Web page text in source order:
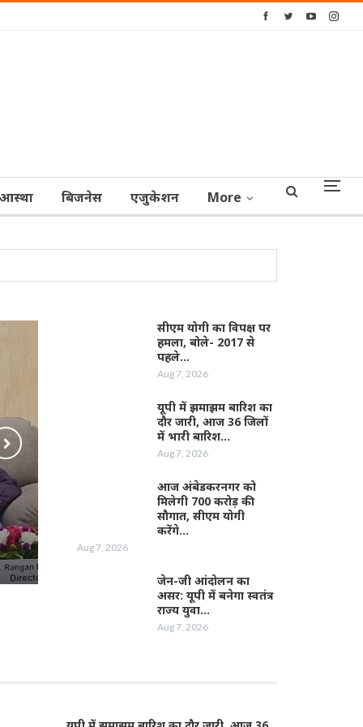
आस्‍था बिजनेस एजुकेशन More
सीएम योगी का विपक्ष पर
हमला, बोले- 2017 से
पहले…
Aug 7, 2026
यूपी में झमाझम बारिश का
दौर जारी, आज 36 जिलों
में भारी बारिश…
Aug 7, 2026
आज अंबेडकरनगर को
मिलेगी 700 करोड़ की
सौगात, सीएम योगी
करेंगे…
Aug 7, 2026
जेन-जी आंदोलन का
असर: यूपी में बनेगा स्वतंत्र
राज्य युवा…
Aug 7, 2026